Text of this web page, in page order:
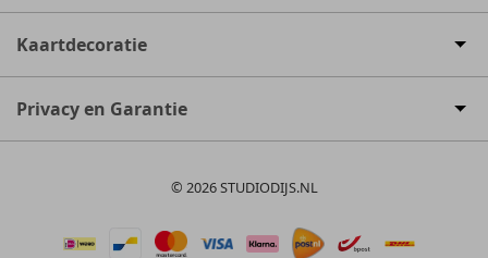
Kaartdecoratie
Privacy en Garantie
© 2026 STUDIODIJS.NL